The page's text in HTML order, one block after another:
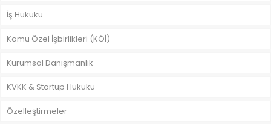
İş Hukuku
Kamu Özel İşbirlikleri (KÖİ)
Kurumsal Danışmanlık
KVKK & Startup Hukuku
Özelleştirmeler